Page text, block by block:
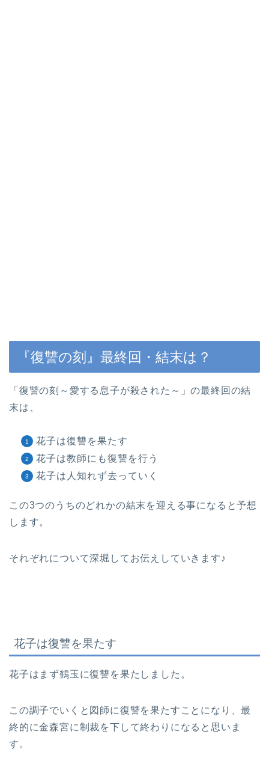
『復讐の刻』最終回・結末は？
「復讐の刻～愛する息子が殺された～」の最終回の結
末は、
花子は復讐を果たす
花子は教師にも復讐を行う
花子は人知れず去っていく
この3つのうちのどれかの結末を迎える事になると予想
します。
それぞれについて深堀してお伝えしていきます♪
花子は復讐を果たす
花子はまず鶴玉に復讐を果たしました。
この調子でいくと図師に復讐を果たすことになり、最
終的に金森宮に制裁を下して終わりになると思いま
す。